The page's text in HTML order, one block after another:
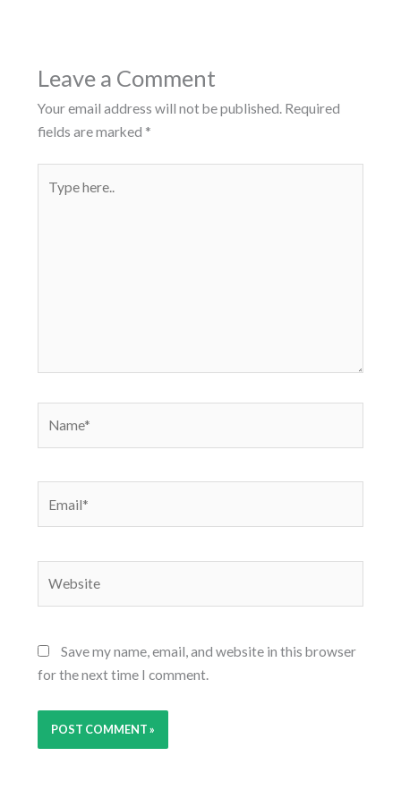
Leave a Comment
Your email address will not be published. Required
fields are marked *
here..
Save my name, email, and website in this browser
for the next time I comment.